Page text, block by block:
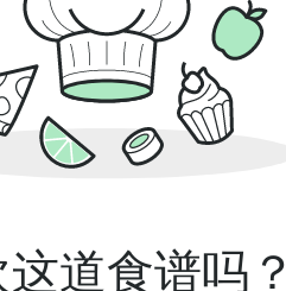
道食谱吗？